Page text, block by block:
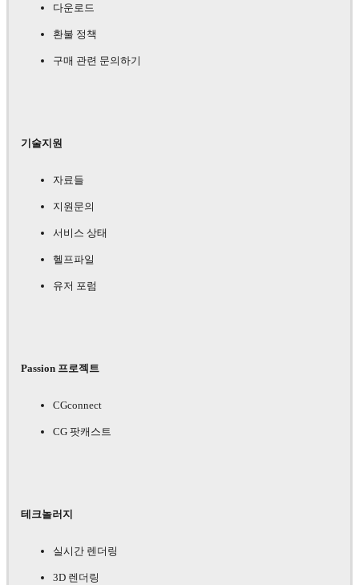
다운로드
환불 정책
구매 관련 문의하기
기술지원
자료들
지원문의
서비스 상태
헬프파일
유저 포럼
Passion 프로젝트
CGconnect
CG 팟캐스트
테크놀러지
실시간 렌더링
3D 렌더링